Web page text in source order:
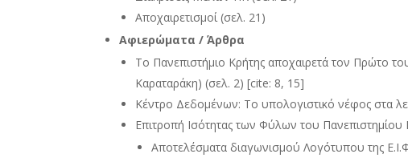
Αποχαιρετισμοί (σελ. 21)
Αφιερώματα / Άρθρα
Το Πανεπιστήμιο Κρήτης αποχαιρετά τον Πρώτο
Καραταράκη) (σελ. 2) [cite: 8, 15]
Κέντρο Δεδομένων: Το υπολογιστικό νέφος στα
Επιτροπή Ισότητας των Φύλων του Πανεπιστημίου
Αποτελέσματα διαγωνισμού Λογότυπου της